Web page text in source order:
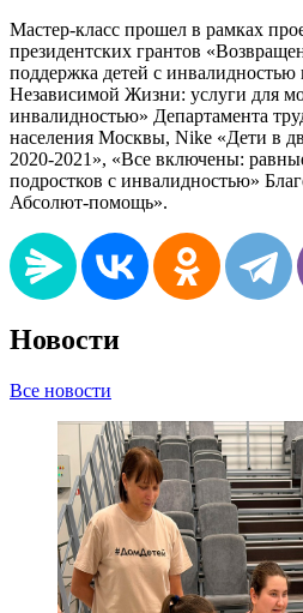
Мастер-класс прошел в рамках
президентских грантов
поддержка детей с
Независимой Жизни: услуги для
инвалидностью» Департамента
населения Москвы, Nike «Дети в
2020-2021», «Все включены:
подростков с инвалидностью»
Абсолют-помощь».
Новости
Все новости